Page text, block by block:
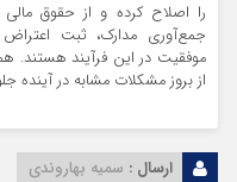
را اصلاح کرده و از حقوق
جمع‌آوری مدارک، ثبت
موفقیت در این فرآیند هستند.
از بروز مشکلات مشابه در آینده
ارسال : سمیه بهاروندی